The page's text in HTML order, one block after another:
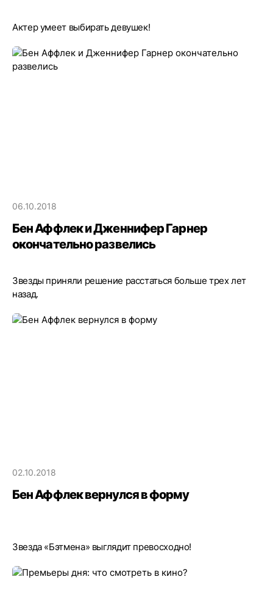
Актер умеет выбирать девушек!
06.10.2018
Бен Аффлек и Дженнифер Гарнер
окончательно развелись
Звезды приняли решение расстаться больше трех лет
назад.
02.10.2018
Бен Аффлек вернулся в форму
Звезда «Бэтмена» выглядит превосходно!